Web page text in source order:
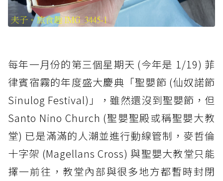
每年一月份的第三個星期天 (今年是 1/19) 菲
律賓宿霧的年度盛大慶典「聖嬰節 (仙奴諾節
Sinulog Festival)」，雖然還沒到聖嬰節，但
Santo Nino Church (聖嬰聖殿或稱聖嬰大教
堂) 已是滿滿的人潮並進行動線管制，麥哲倫
十字架 (Magellans Cross) 與聖嬰大教堂只能
擇一前往，教堂內部與很多地方都暫時封閉